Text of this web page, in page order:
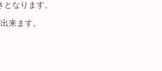
なります。
来ます。